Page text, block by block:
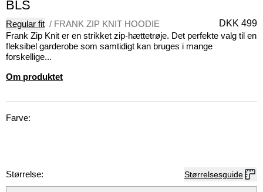
BLS
Regular fit / FRANK ZIP KNIT HOODIE
DKK 499
Frank Zip Knit er en strikket zip-hættetrøje. Det perfekte valg til en
fleksibel garderobe som samtidigt kan bruges i mange
forskellige...
Om produktet
Farve:
Størrelse: Størrelsesguide